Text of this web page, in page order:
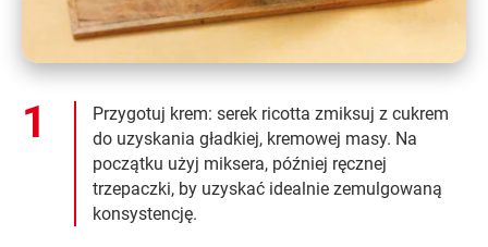
Przygotuj krem: serek ricotta zmiksuj z cukrem
do uzyskania gładkiej, kremowej masy. Na
początku użyj miksera, później ręcznej
trzepaczki, by uzyskać idealnie zemulgowaną
konsystencję.